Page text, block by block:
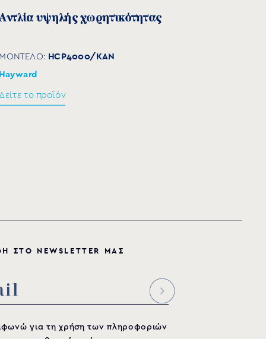
760
υψηλής χωρητικότητας
ΜΟΝΤΕΛΟ: HCP4000/KAN
Hayward
Δείτε το προϊόν
Η ΣΤΟ N EWSL ETT ER ΜΑΣ
για τη χρήση των πληροφοριών